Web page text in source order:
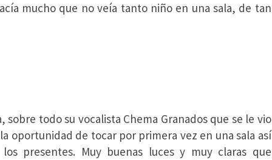
mucho que no veía tanto niño en una sala, de tan
sobre todo su vocalista Chema Granados que se le vio
oportunidad de tocar por primera vez en una sala así
presentes. Muy buenas luces y muy claras que